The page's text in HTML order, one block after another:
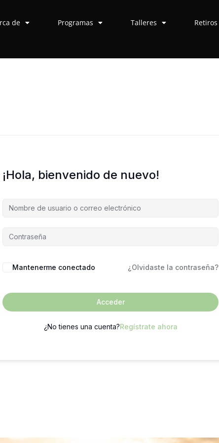
de Programas Talleres Retiros
¡Hola, bienvenido de nuevo!
Mantenerme conectado ¿Olvidaste la contraseña?
Acceder
¿No tienes una cuenta?Regístrate ahora